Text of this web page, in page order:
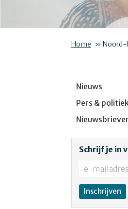
Home » Noord-
Nieuws
Pers &
Schrijf je in